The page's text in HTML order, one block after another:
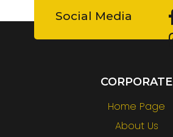
Social Media
CORPORATE
Home Page
About Us